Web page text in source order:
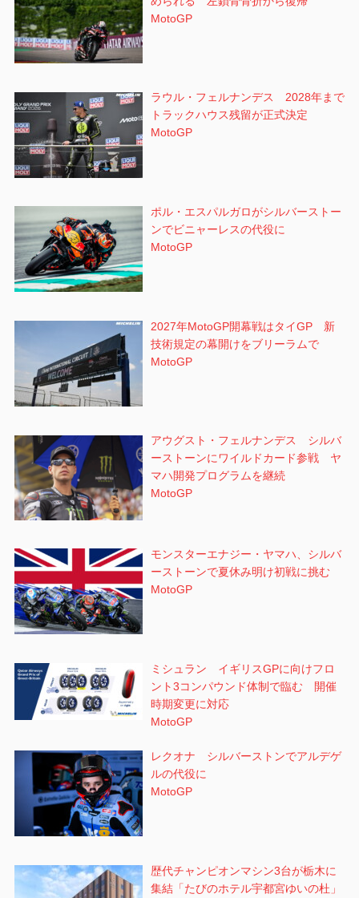
MotoGP
ラウル・フェルナンデス 2028年まで
トラックハウス残留が正式決定
MotoGP
ポル・エスパルガロがシルバーストー
ンでビニャーレスの代役に
MotoGP
2027年MotoGP開幕戦はタイGP 新
技術規定の幕開けをブリーラムで
MotoGP
アウグスト・フェルナンデス シルバ
ーストーンにワイルドカード参戦 ヤ
マハ開発プログラムを継続
MotoGP
モンスターエナジー・ヤマハ、シルバ
ーストーンで夏休み明け初戦に挑む
MotoGP
ミシュラン イギリスGPに向けフロ
ント3コンパウンド体制で臨む 開催
時期変更に対応
MotoGP
レクオナ シルバーストンでアルデゲ
ルの代役に
MotoGP
歴代チャンピオンマシン3台が栃木に
集結「たびのホテル宇都宮ゆいの杜」